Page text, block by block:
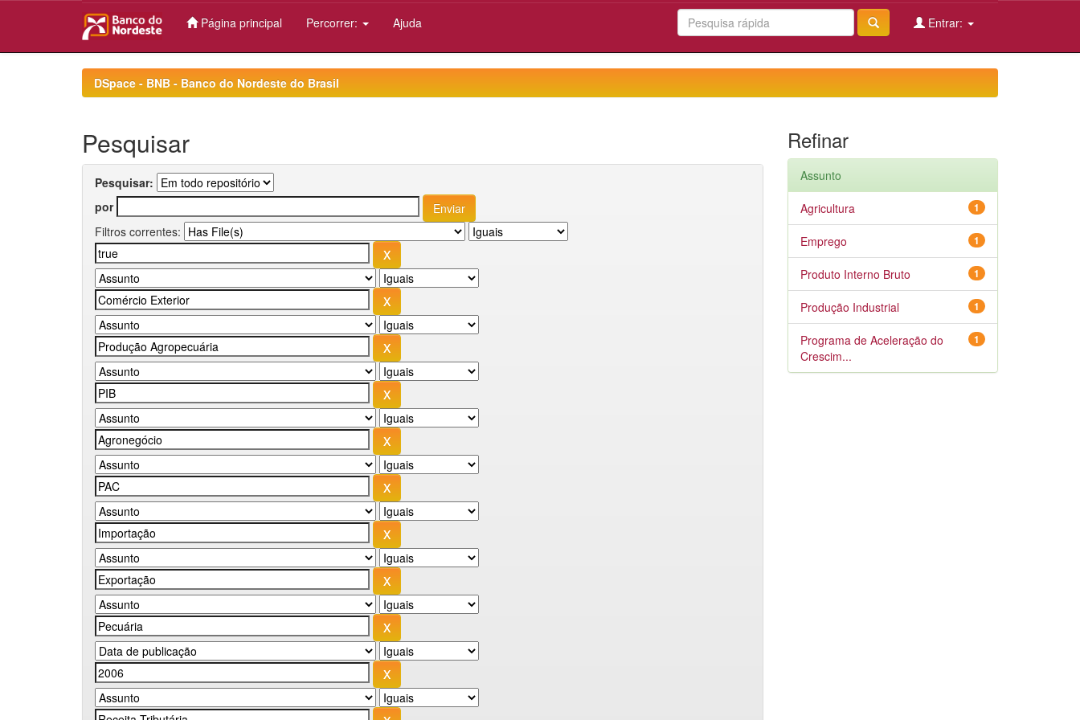
Página principal Percorrer: Ajuda Entrar:
DSpace - BNB - Banco do Nordeste do Brasil
Pesquisar
Pesquisar:
por
Filtros correntes:
Refinar
Assunto
1
Agricultura
1
Emprego
1
Produto Interno Bruto
1
Produção Industrial
1
Programa de Aceleração do
Crescim...